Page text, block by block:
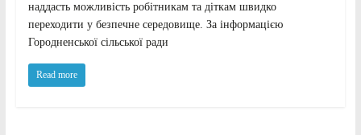
наддасть можливість робітникам та діткам швидко
переходити у безпечне середовище. За інформацією
Городненської сільської ради
Read more